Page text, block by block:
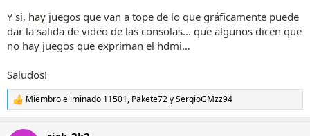
precio??? La verdad es que ando muy descontento con mi decisión
de pillarme la S-95, no ando nada contento con ella.
¿Sigue funcionando correctamente la ps5 desde que te cambiaron
la placa del hdmi del one connect?
Gracias.
Y si, hay juegos que van a tope de lo que gráficamente puede
dar la salida de video de las consolas… que algunos dicen que
no hay juegos que expriman el hdmi…
Saludos!
R
e
Miembro eliminado 11501, Pakete72ySergioGMzz94